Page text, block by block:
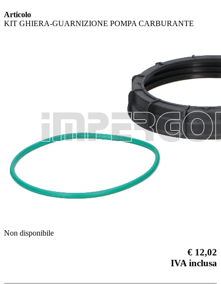
Articolo
KIT GHIERA-GUARNIZIONE POMPA CARBURANTE
Previous
Next
Non disponibile
€ 12,02
IVA inclusa